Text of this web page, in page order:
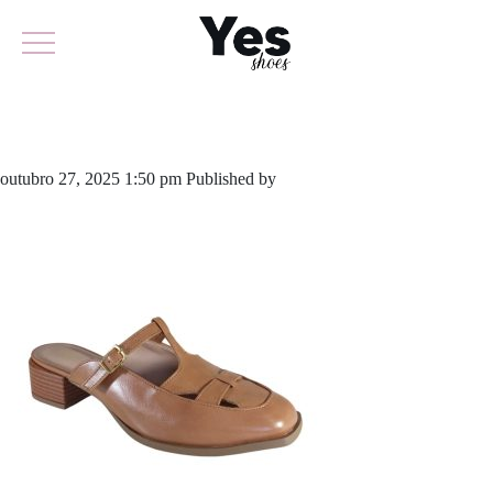
outubro 27, 2025 1:50 pm Published by